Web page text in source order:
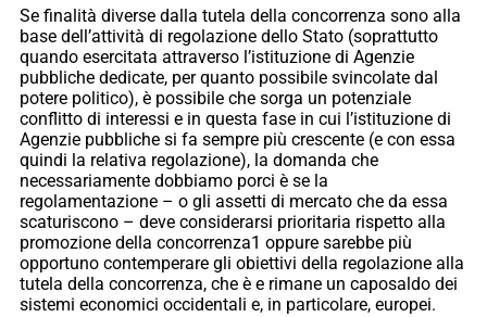
Se finalità diverse dalla tutela della concorrenza sono alla
base dell’attività di regolazione dello Stato (soprattutto
quando esercitata attraverso l’istituzione di Agenzie
pubbliche dedicate, per quanto possibile svincolate dal
potere politico), è possibile che sorga un potenziale
conflitto di interessi e in questa fase in cui l’istituzione di
Agenzie pubbliche si fa sempre più crescente (e con essa
quindi la relativa regolazione), la domanda che
necessariamente dobbiamo porci è se la
regolamentazione – o gli assetti di mercato che da essa
scaturiscono – deve considerarsi prioritaria rispetto alla
promozione della concorrenza1 oppure sarebbe più
opportuno contemperare gli obiettivi della regolazione alla
tutela della concorrenza, che è e rimane un caposaldo dei
sistemi economici occidentali e, in particolare, europei.